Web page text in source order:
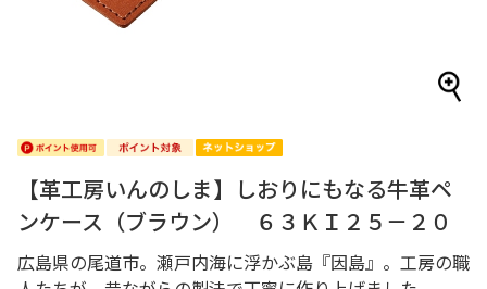
【革工房いんのしま】しおりにもなる牛革ペ
ンケース（ブラウン） ６３ＫＩ２５－２０
広島県の尾道市。瀬戸内海に浮かぶ島『因島』。工房の職